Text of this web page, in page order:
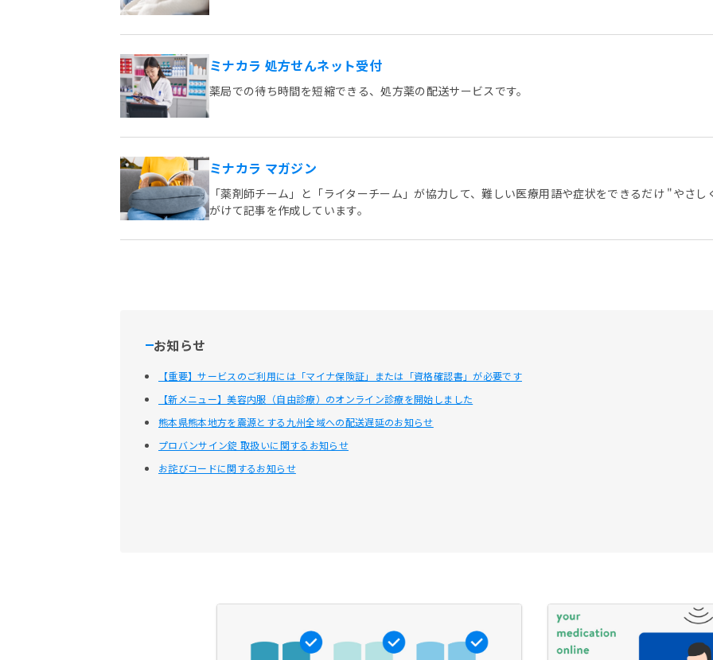
ミナカラ 処方せんネット受付
薬局での待ち時間を短縮できる、処方薬の配送サービスです。
ミナカラ マガジン
「薬剤師チーム」と「ライターチーム」が協力して、難しい医療用語や症状をできるだけ "やさ
がけて記事を作成しています。
お知らせ
【重要】サービスのご利用には「マイナ保険証」または「資格確認書」が必要です
【新メニュー】美容内服（自由診療）のオンライン診療を開始しました
熊本県熊本地方を震源とする九州全域への配送遅延のお知らせ
プロバンサイン錠 取扱いに関するお知らせ
お詫びコードに関するお知らせ